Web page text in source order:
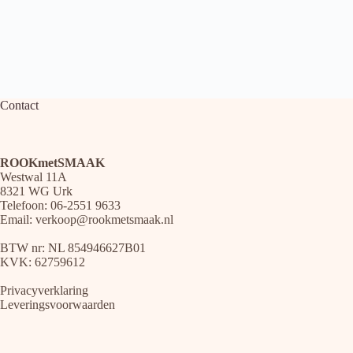
Contact
ROOKmetSMAAK
Westwal 11A
8321 WG Urk
Telefoon: 06-2551 9633
Email: verkoop@rookmetsmaak.nl
BTW nr: NL 854946627B01
KVK: 62759612
Privacyverklaring
Leveringsvoorwaarden